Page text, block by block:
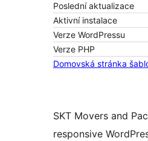
Poslední aktualizace
Aktivní instalace
Verze WordPressu
Verze PHP
Domovská stránka
SKT Movers and
responsive